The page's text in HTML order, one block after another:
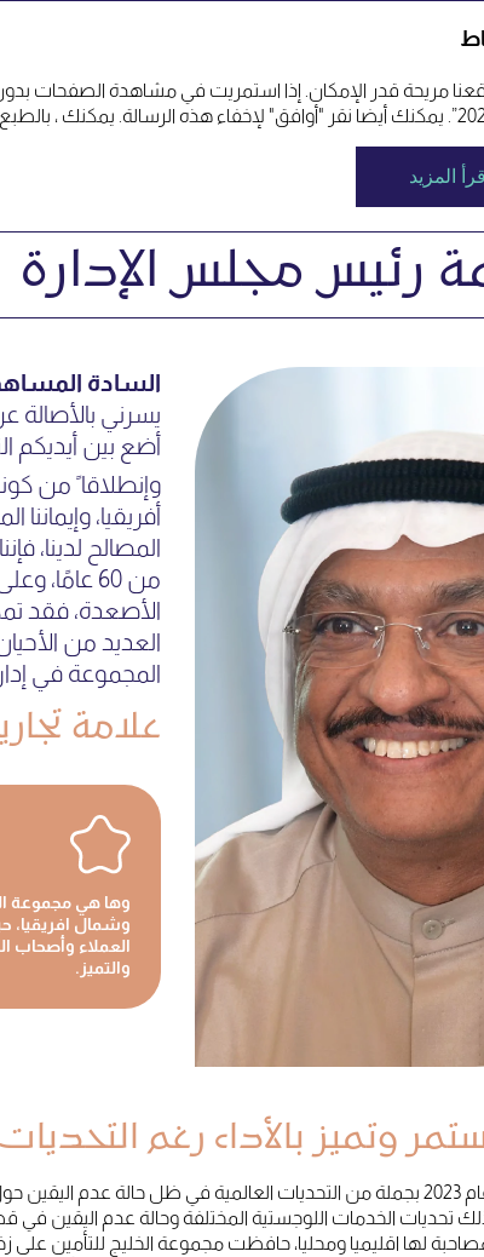
السنوي نبذة عن استراتيجيتنا كلمة رئيس
رئيس مجلس الإدارة
السادة
يسرني بالأصالة
أضع بين أيديكم
وإنطلاقا ً من
أفريقيا،
المصالح لدينا،
من 60
الأصعدة، فقد
العديد من
المجموعة في
علامة
وها هي مجموعة
وشمال افريقيا،
العملاء وأصحاب
والتميز.
وتميز بالأداء رغم التحديات
ومع دخول عام 2023 بجملة من التحديات العالمية في ظل حالة
تحديات الخدمات اللوجستية المختلفة وحالة عدم اليقين
لها اقليميا ومحليا، حافظت مجموعة الخليج للتأمين
مريحة قدر الإمكان. إذا استمريت في مشاهدة الصفحات
المزيد